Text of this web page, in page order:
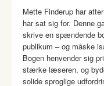
Mette Finderup har
har sat sig for. Denne
skrive en spændende
publikum – og måske
Bogen henvender sig
stærke læseren, og
solide sproglige